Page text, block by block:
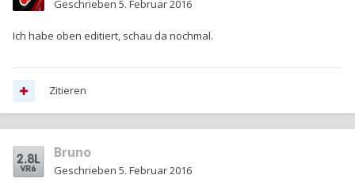
Geschrieben 5. Februar 2016
Ich habe oben editiert, schau da nochmal.
Zitieren
Bruno
Geschrieben 5. Februar 2016